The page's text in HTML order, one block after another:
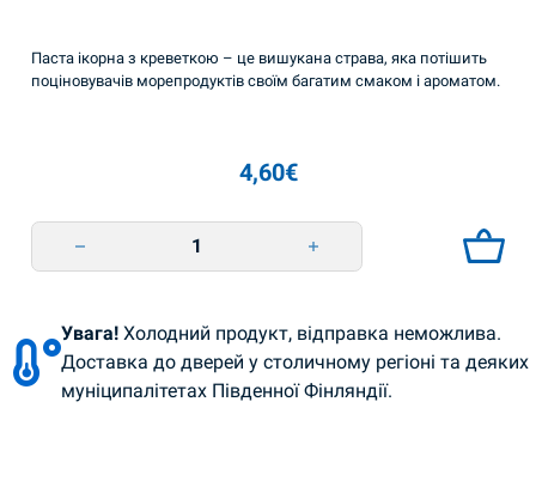
Паста ікорна з креветкою – це вишукана страва, яка потішить
поціновувачів морепродуктів своїм багатим смаком і ароматом.
4,60€
Увага! Холодний продукт, відправка неможлива.
Доставка до дверей у столичному регіоні та деяких
муніципалітетах Південної Фінляндії.